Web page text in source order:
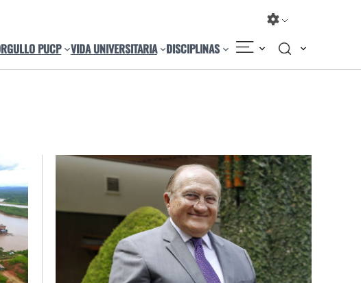
PUCP VIDA UNIVERSITARIA DISCIPLINAS